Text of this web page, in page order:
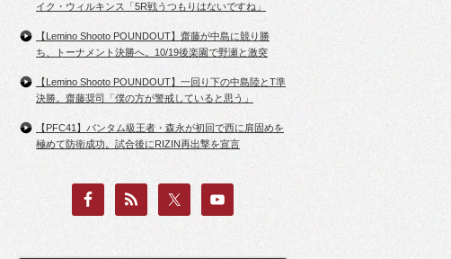
イク・ウィルキンス「5R戦うつもりはないですね」
【Lemino Shooto POUNDOUT】齋藤が中島に競り勝
ち、トーナメント決勝へ。10/19後楽園で野瀬と激突
【Lemino Shooto POUNDOUT】一回り下の中島陸とT準
決勝。齋藤奨司「僕の方が警戒していると思う」
【PFC41】バンタム級王者・森永が初回で西に肩固めを
極めて防衛成功。試合後にRIZIN再出撃を宣言